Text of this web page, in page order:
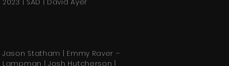
2023 | SAD | David Ayer
Jason Statham | Emmy Raver –
Lampman | Josh Hutcherson |